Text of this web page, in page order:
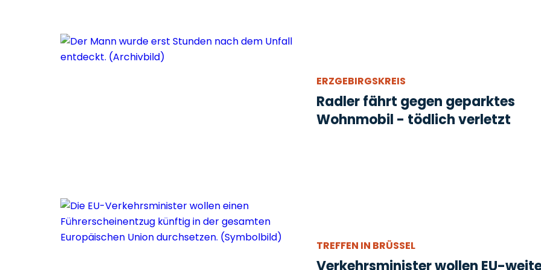
ERZGEBIRGSKREIS
Radler fährt gegen geparktes
Wohnmobil - tödlich verletzt
TREFFEN IN BRÜSSEL
Verkehrsminister wollen EU-